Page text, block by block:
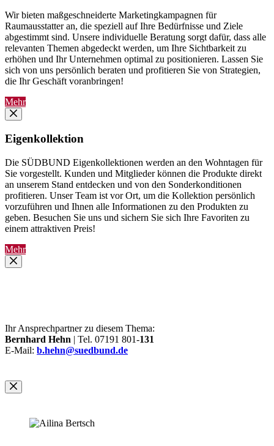
Wir bieten maßgeschneiderte Marketingkampagnen für
Raumausstatter an, die speziell auf Ihre Bedürfnisse und Ziele
abgestimmt sind. Unsere individuelle Beratung sorgt dafür, dass alle
relevanten Themen abgedeckt werden, um Ihre Sichtbarkeit zu
erhöhen und Ihr Unternehmen optimal zu positionieren. Lassen Sie
sich von uns persönlich beraten und profitieren Sie von Strategien,
die Ihr Geschäft voranbringen!
Mehr
Eigenkollektion
Die SÜDBUND Eigenkollektionen werden an den Wohntagen für
Sie vorgestellt. Kunden und Mitglieder können die Produkte direkt
an unserem Stand entdecken und von den Sonderkonditionen
profitieren. Unser Team ist vor Ort, um die Kollektion persönlich
vorzuführen und Ihnen alle Informationen zu den Produkten zu
geben. Besuchen Sie uns und sichern Sie sich Ihre Favoriten zu
einem attraktiven Preis!
Mehr
Ihr Ansprechpartner zu diesem Thema:
Bernhard Hehn | Tel. 07191 801-131
E-Mail: b.hehn@suedbund.de